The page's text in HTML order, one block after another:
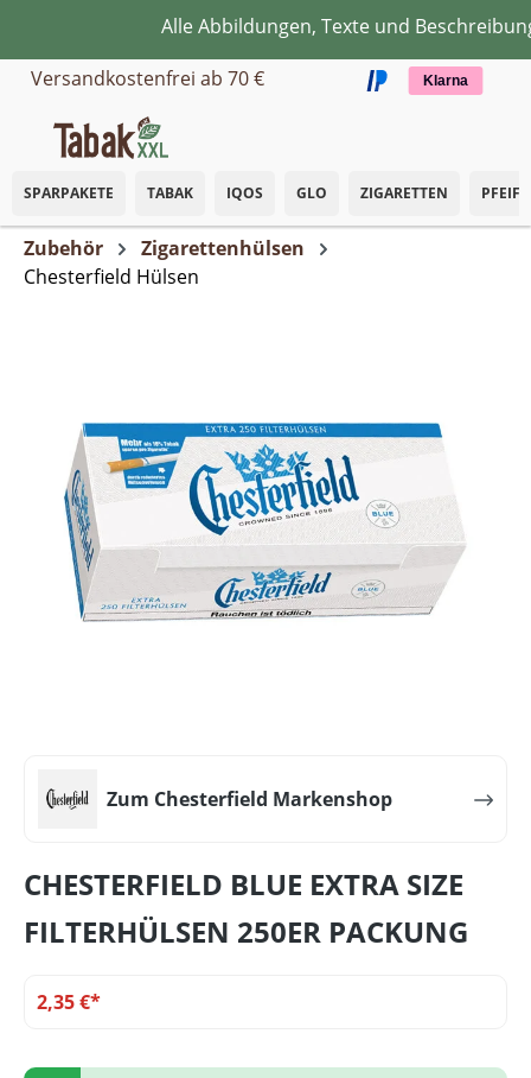
Zum Hauptinhalt springenAlle Abbildungen, Texte und
Versandkostenfrei ab 70 €
Klarna
SPARPAKETE TABAK IQOS GLO ZIGARETTEN
Zubehör
Zigarettenhülsen
Chesterfield Hülsen
Zum Chesterfield Markenshop
CHESTERFIELD BLUE EXTRA SIZE
FILTERHÜLSEN 250ER PACKUNG
2,35 €*